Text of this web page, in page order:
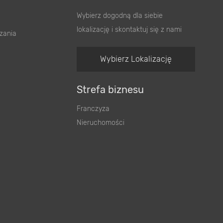
Wybierz dogodną dla siebie
lokalizację i skontaktuj się z nami
Wybierz Lokalizację
Strefa biznesu
Franczyza
Nieruchomości